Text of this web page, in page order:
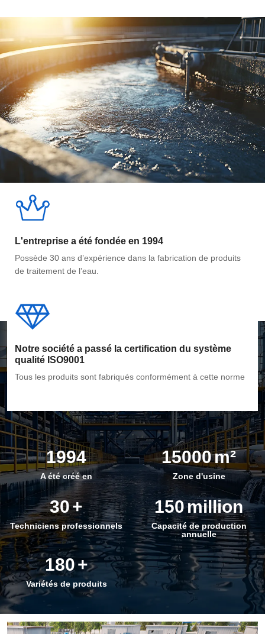
L'entreprise a été fondée en 1994
Possède 30 ans d’expérience dans la fabrication de produits
de traitement de l’eau.
Notre société a passé la certification du système
qualité ISO9001
Tous les produits sont fabriqués conformément à cette norme
1994
A été créé en
15000m²
Zone d'usine
30+
Techniciens professionnels
150million
Capacité de production
annuelle
180+
Variétés de produits